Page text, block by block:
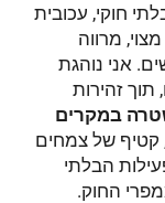
חוקי, עכובית
מרווה
אני נוהגת
תוך זהירות
במקרים
קטיף של צמחים
הבלתי
החוק.